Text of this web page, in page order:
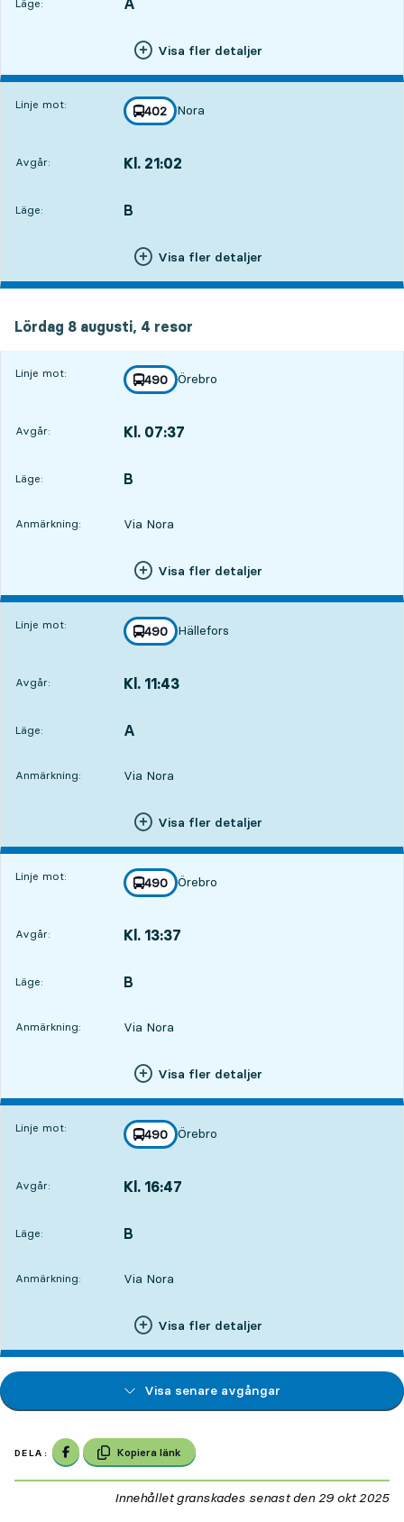
Läge:
LÄGE,
,
Visa fler detaljer
Linje mot: linje
402
mot
Nora
,
Avgår: Kl. 21:02
Läge:
LÄGE, B
,
Visa fler detaljer
Lördag 8 augusti, 4 resor
Linje mot: linje
490
mot
Örebro
,
Avgår: Kl. 07:37
Läge:
LÄGE, B
,
Anmärkning: Via Nora
Visa fler detaljer
Linje mot: linje
490
mot
Hällefors
,
Avgår: Kl. 11:43
Läge:
LÄGE, A
,
Anmärkning: Via Nora
Visa fler detaljer
Linje mot: linje
490
mot
Örebro
,
Avgår: Kl. 13:37
Läge:
LÄGE, B
,
Anmärkning: Via Nora
Visa fler detaljer
Linje mot: linje
490
mot
Örebro
,
Avgår: Kl. 16:47
Läge:
LÄGE, B
,
Anmärkning: Via Nora
Visa fler detaljer
Visa senare avgångar
DELA: Dela på Facebook
Kopiera länk
Innehållet granskades senast den 29 okt 2025